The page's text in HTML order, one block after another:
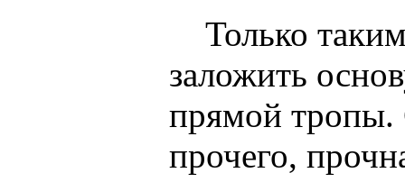
Только
заложить
прямой тропы.
прочего,